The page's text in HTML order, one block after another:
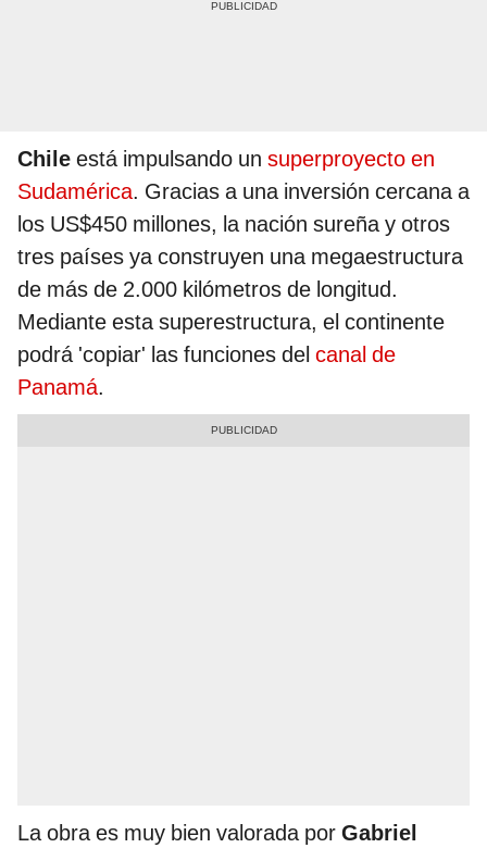
Chile está impulsando un superproyecto en
Sudamérica. Gracias a una inversión cercana a
los US$450 millones, la nación sureña y otros
tres países ya construyen una megaestructura
de más de 2.000 kilómetros de longitud.
Mediante esta superestructura, el continente
podrá 'copiar' las funciones del canal de
Panamá.
La obra es muy bien valorada por Gabriel